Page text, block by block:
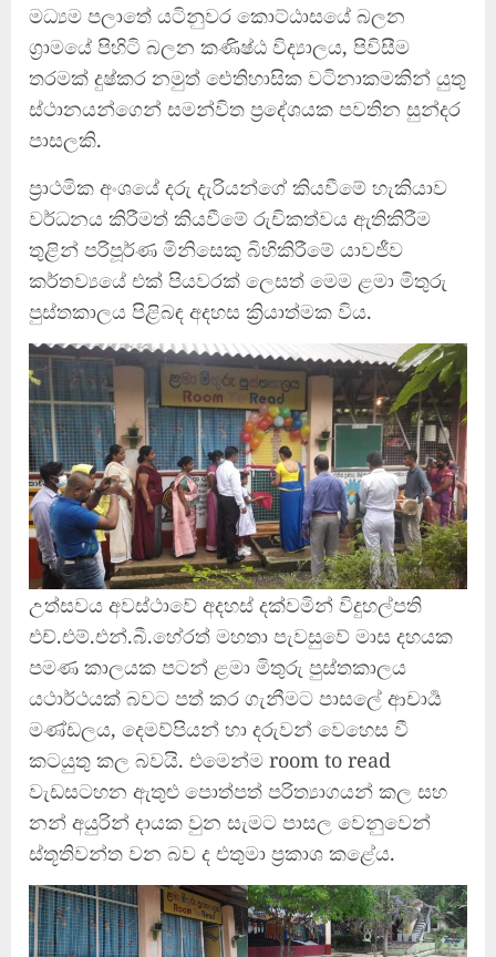
මධ්‍යම පලාතේ යටිනුවර කොට්ඨාසයේ බලන
ග්‍රාමයේ පිහිටි බලන කණිෂ්ඨ විද්‍යාලය, පිවිසීම
තරමක් දුෂ්කර නමුත් ඓතිහාසික වටිනාකමකින් යුතු
ස්ථානයන්ගෙන් සමන්විත ප්‍රදේශයක පවතින සුන්දර
පාසලකි.
ප්‍රාථමික අංශයේ දරු දැරියන්ගේ කියවීමේ හැකියාව
වර්ධනය කිරීමත් කියවීමේ රුචිකත්වය ඇතිකිරීම
තුළින් පරිපූර්ණ මිනිසෙකු බිහිකිරීමේ යාවජීව
කර්තව්‍යයේ එක් පියවරක් ලෙසත් මෙම ළමා මිතුරු
පුස්තකාලය පිළිබඳ අදහස ක්‍රියාත්මක විය.
උත්සවය අවස්ථාවේ අදහස් දක්වමින් විදුහල්පති
එච්.එම්.එන්.බී.හේරත් මහතා පැවසුවේ මාස දහයක
පමණ කාලයක පටන් ළමා මිතුරු පුස්තකාලය
යථාර්ථයක් බවට පත් කර ගැනීමට පාසලේ ආචාර්‍ය
මණ්ඩලය, දෙමව්පියන් හා දරුවන් වෙහෙස වී
කටයුතු කල බවයි. එමෙන්ම room to read
වැඩසටහන ඇතුළු පොත්පත් පරිත්‍යාගයන් කල සහ
නන් අයුරින් දායක වුන සැමට පාසල වෙනුවෙන්
ස්තූතිවන්ත වන බව ද එතුමා ප්‍රකාශ කළේය.